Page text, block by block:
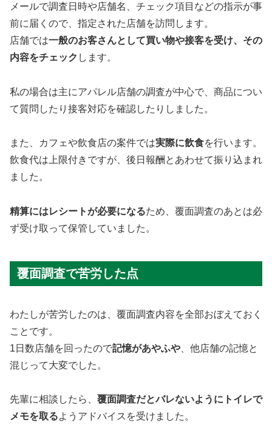
メールで調査日時や店舗名、チェック項目などの指示が事
前に届くので、指定された店舗を訪問します。
店舗では一般のお客さんとして買い物や接客を受け、その
内容をチェック します。
私の場合は主にアパレル店舗の調査が中心で、商品につい
て質問したり接客対応を確認したりしました。
また、カフェや飲食店の案件では実際に飲食を行います。
飲食代は上限付きですが、後日報酬とあわせて振り込まれ
ました。
精算にはレシートが必要になるため、覆面調査のあとは必
ず受け取って保管していました。
覆面調査で苦労した点
わたしが苦労したのは、覆面調査内容を全部おぼえておく
ことです。
1日数店舗を回ったので記憶があやふや 、他店舗の記憶と
混じって大変でした。
先輩に相談したら、 覆面調査だとバレないようにトイレで
メモを取るようアドバイスを受けました。